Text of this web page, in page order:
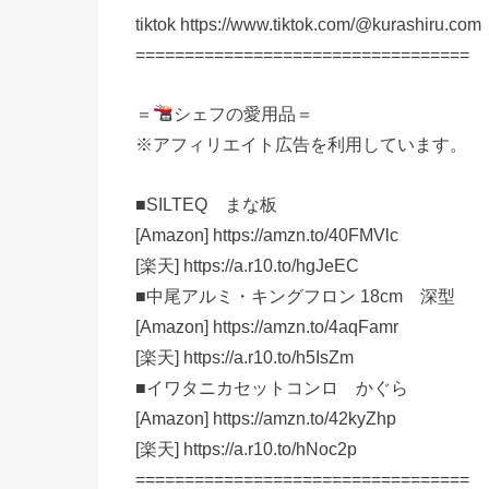
tiktok https://www.tiktok.com/@kurashiru.com
==================================
＝
シェフの愛用品＝
※アフィリエイト広告を利用しています。
■SILTEQ まな板
[Amazon] https://amzn.to/40FMVlc
[楽天] https://a.r10.to/hgJeEC
■中尾アルミ・キングフロン 18cm 深型
[Amazon] https://amzn.to/4aqFamr
[楽天] https://a.r10.to/h5IsZm
■イワタニカセットコンロ かぐら
[Amazon] https://amzn.to/42kyZhp
[楽天] https://a.r10.to/hNoc2p
==================================